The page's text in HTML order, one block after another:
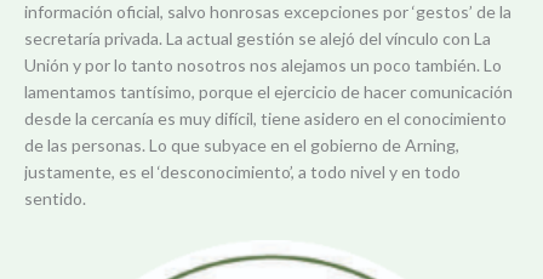
información oficial, salvo honrosas excepciones por ‘gestos’ de la
secretaría privada. La actual gestión se alejó del vínculo con La
Unión y por lo tanto nosotros nos alejamos un poco también. Lo
lamentamos tantísimo, porque el ejercicio de hacer comunicación
desde la cercanía es muy difícil, tiene asidero en el conocimiento
de las personas. Lo que subyace en el gobierno de Arning,
justamente, es el ‘desconocimiento’, a todo nivel y en todo
sentido.